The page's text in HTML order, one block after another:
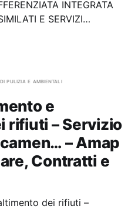
INTEGRATA
E SERVIZI
Stazione
pulizia e ambientali
e
rifiuti – Servizio
– Amap
Contratti e
dei rifiuti –